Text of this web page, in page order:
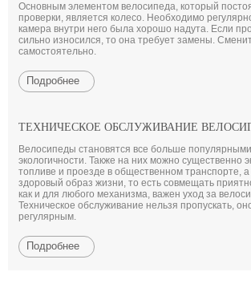
Основным элементом велосипеда, который
проверки, является колесо. Необходимо
камера внутри него была хорошо надута. Если
сильно износился, то она требует замены.
самостоятельно.
Подробнее
ТЕХНИЧЕСКОЕ ОБСЛУЖИВАНИЕ
Велосипеды становятся все больше
экологичности. Также на них можно существенно
топливе и проезде в общественном транспорте, а
здоровый образ жизни, то есть совмещать
как и для любого механизма, важен уход за
Техническое обслуживание нельзя пропускать,
регулярным.
Подробнее